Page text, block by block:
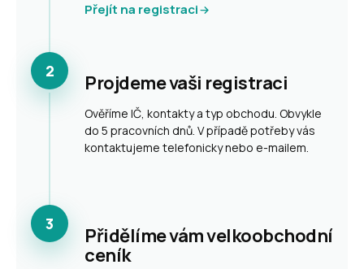
Přejít na registraci
2
Projdeme vaši registraci
Ověříme IČ, kontakty a typ obchodu. Obvykle
do 5 pracovních dnů. V případě potřeby vás
kontaktujeme telefonicky nebo e-mailem.
3
Přidělíme vám velkoobchodní
ceník